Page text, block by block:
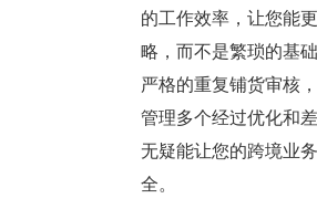
的工作效率，让您能
略，而不是繁琐的基
严格的重复铺货审核
管理多个经过优化和
无疑能让您的跨境业
全。